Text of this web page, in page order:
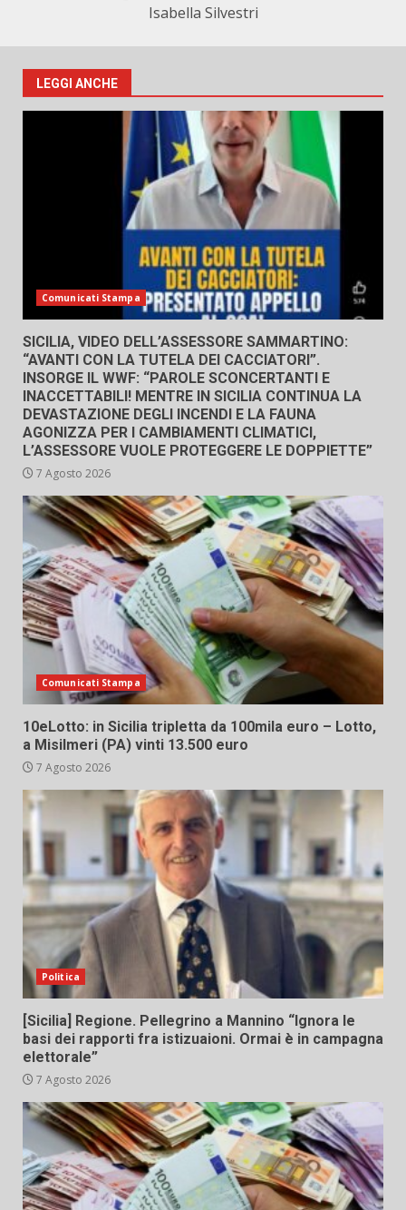
Isabella Silvestri
LEGGI ANCHE
Comunicati Stampa
SICILIA, VIDEO DELL’ASSESSORE SAMMARTINO:
“AVANTI CON LA TUTELA DEI CACCIATORI”.
INSORGE IL WWF: “PAROLE SCONCERTANTI E
INACCETTABILI! MENTRE IN SICILIA CONTINUA LA
DEVASTAZIONE DEGLI INCENDI E LA FAUNA
AGONIZZA PER I CAMBIAMENTI CLIMATICI,
L’ASSESSORE VUOLE PROTEGGERE LE DOPPIETTE”
7 Agosto 2026
Comunicati Stampa
10eLotto: in Sicilia tripletta da 100mila euro – Lotto,
a Misilmeri (PA) vinti 13.500 euro
7 Agosto 2026
Politica
[Sicilia] Regione. Pellegrino a Mannino “Ignora le
basi dei rapporti fra istizuaioni. Ormai è in campagna
elettorale”
7 Agosto 2026